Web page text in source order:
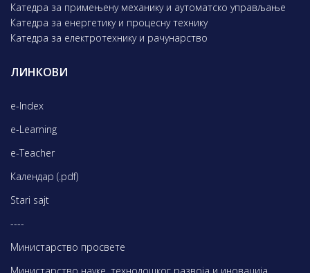
Катедра за примењену механику и аутоматско управљање
Катедра за енергетику и процесну технику
Катедра за електротехнику и рачунарство
ЛИНКОВИ
e-Index
e-Learning
e-Teacher
Календар (.pdf)
Stari sajt
----
Министарство просвете